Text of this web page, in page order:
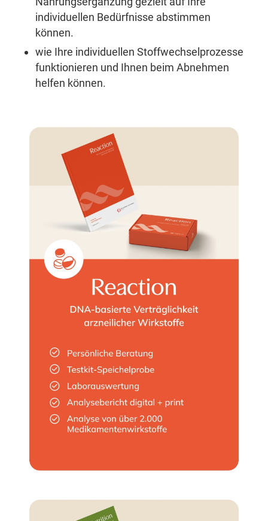
individuellen Bedürfnisse abstimmen
können.
wie Ihre individuellen Stoffwechselprozesse
funktionieren und Ihnen beim Abnehmen
helfen können.